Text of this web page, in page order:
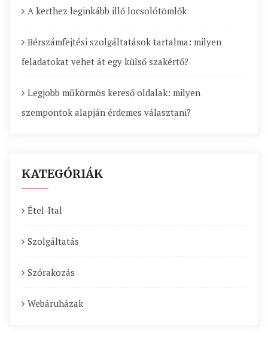
A kerthez leginkább illő locsolótömlők
Bérszámfejtési szolgáltatások tartalma: milyen
feladatokat vehet át egy külső szakértő?
Legjobb műkörmös kereső oldalak: milyen
szempontok alapján érdemes választani?
KATEGÓRIÁK
Étel-Ital
Szolgáltatás
Szórakozás
Webáruházak